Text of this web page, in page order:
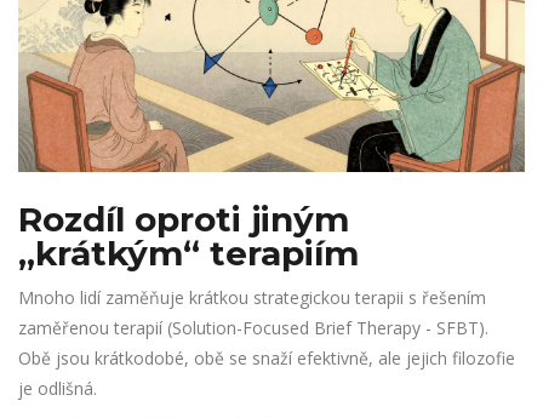
Rozdíl oproti jiným
„krátkým“ terapiím
Mnoho lidí zaměňuje krátkou strategickou terapii s řešením
zaměřenou terapií (Solution-Focused Brief Therapy - SFBT).
Obě jsou krátkodobé, obě se snaží efektivně, ale jejich filozofie
je odlišná.